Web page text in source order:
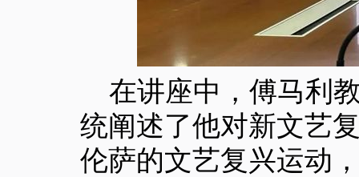
在讲座中，傅马利
统阐述了他对新文艺
伦萨的文艺复兴运动